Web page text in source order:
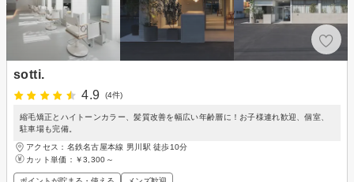
sotti.
4.9
(4件)
縮毛矯正とハイトーンカラー、髪質改善を幅広い年齢層に！お子様連れ歓迎、個室、
駐車場も完備。
アクセス：名鉄名古屋本線 男川駅 徒歩10分
カット単価： ￥3,300～